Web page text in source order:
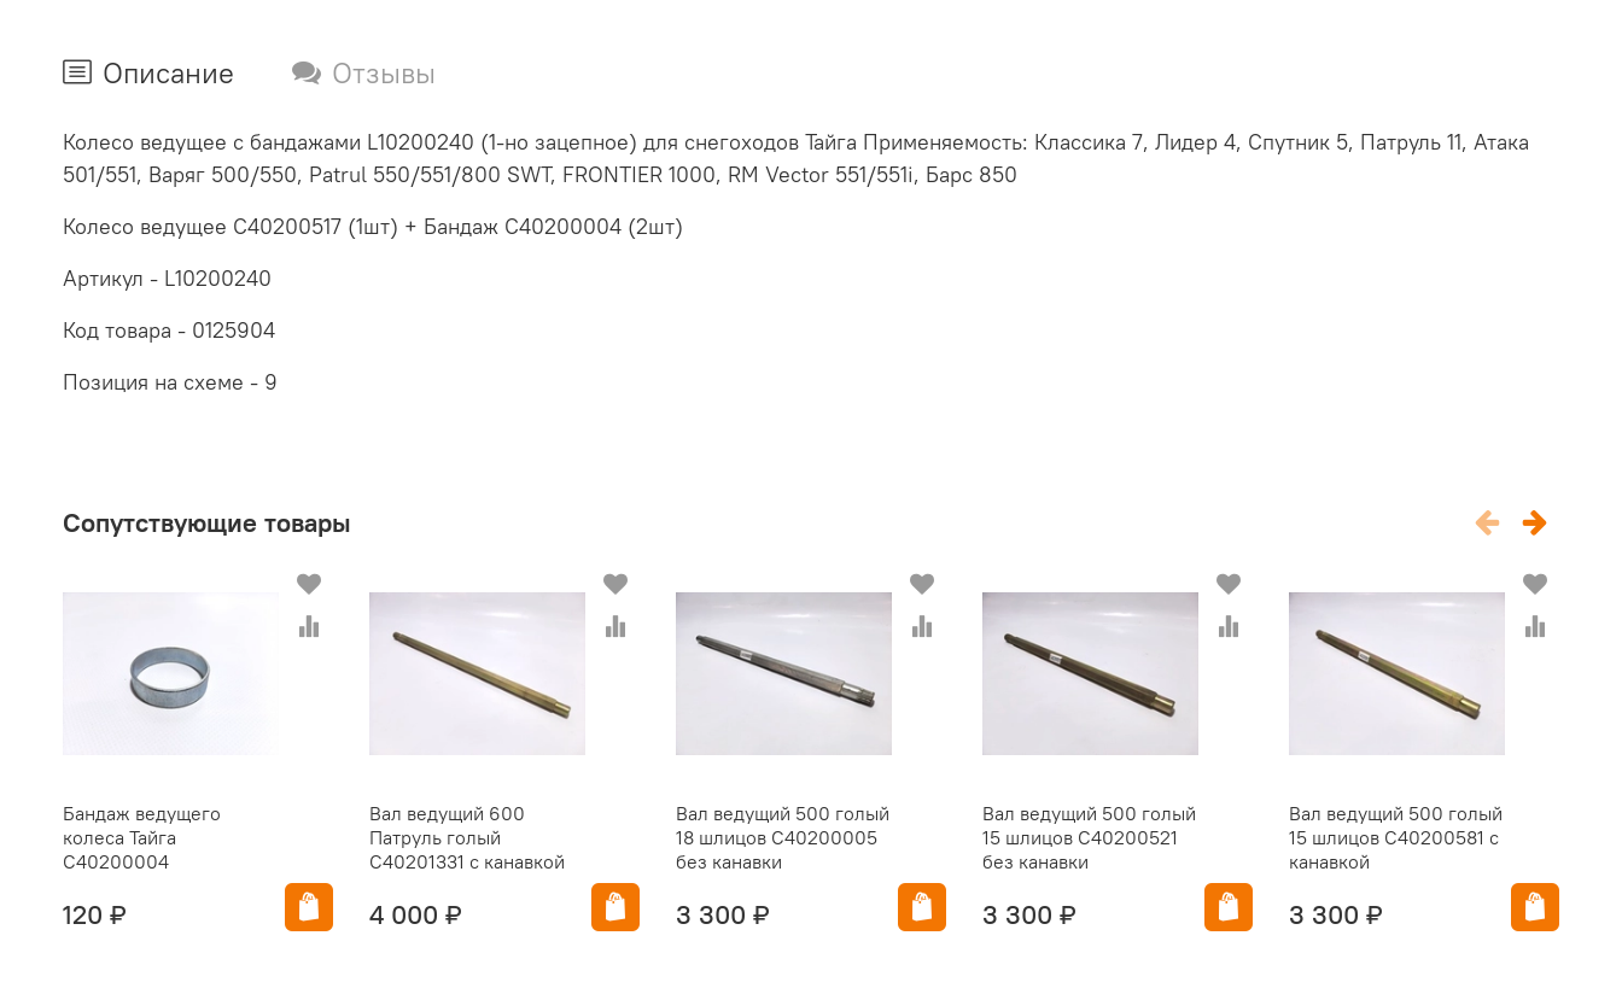
Описание Отзывы
Колесо ведущее с бандажами L10200240 (1-но зацепное) для снегоходов Тайга Применяемость: Классика 7, Лидер 4, Спутник 5, Патруль 11, Атака
501/551, Варяг 500/550, Patrul 550/551/800 SWT, FRONTIER 1000, RM Vector 551/551i, Барс 850
Колесо ведущее C40200517 (1шт) + Бандаж C40200004 (2шт)
Артикул - L10200240
Код товара - 0125904
Позиция на схеме - 9
Сопутствующие товары
Бандаж ведущего
колеса Тайга
C40200004
120 ₽
Вал ведущий 600
Патруль голый
C40201331 с канавкой
4 000 ₽
Вал ведущий 500 голый
18 шлицов С40200005
без канавки
3 300 ₽
Вал ведущий 500 голый
15 шлицов C40200521
без канавки
3 300 ₽
Вал ведущий 500 голый
15 шлицов C40200581 с
канавкой
3 300 ₽